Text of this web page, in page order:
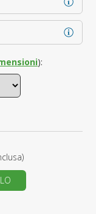
):